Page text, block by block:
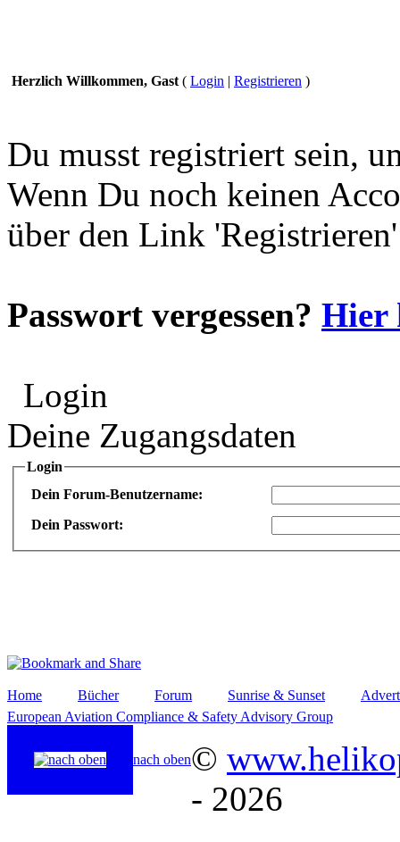
Herzlich Willkommen, Gast ( Login | Registrieren )
Du musst registriert sein,
Wenn Du noch keinen
über den Link
Passwort vergessen? Hier
Login
Deine Zugangsdaten
Login
Dein Forum-Benutzername:
Dein Passwort:
Home Bücher Forum Sunrise & Sunset
European Aviation Compliance & Safety Advisory Group
nach oben©
- 2026